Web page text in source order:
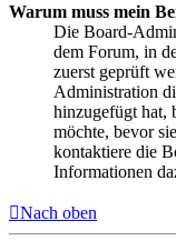
Warum muss mein
Die Board-
dem Forum, in
zuerst geprüft
Administration
hinzugefügt hat,
möchte, bevor
kontaktiere die
Informationen
Nach oben